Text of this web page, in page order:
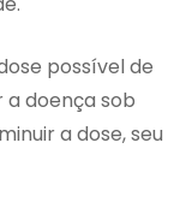
possível de
a doença sob
a dose, seu